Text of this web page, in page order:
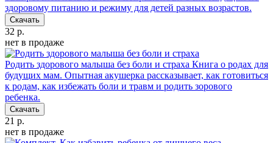
здоровому питанию и режиму для детей разных возрастов.
Скачать
32 р.
нет в продаже
Родить здорового малыша без боли и страха Книга о родах для
будущих мам. Опытная акушерка рассказывает, как готовиться
к родам, как избежать боли и травм и родить зорового
ребенка.
Скачать
21 р.
нет в продаже